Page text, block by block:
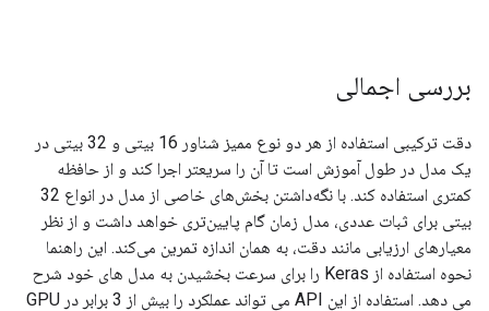
بررسی اجمالی
دقت ترکیبی استفاده از هر دو نوع ممیز شناور 16 بیتی و 32 بیتی در
یک مدل در طول آموزش است تا آن را سریعتر اجرا کند و از حافظه
کمتری استفاده کند. با نگه‌داشتن بخش‌های خاصی از مدل در انواع 32
بیتی برای ثبات عددی، مدل زمان گام پایین‌تری خواهد داشت و از نظر
معیارهای ارزیابی مانند دقت، به همان اندازه تمرین می‌کند. این راهنما
نحوه استفاده از Keras را برای سرعت بخشیدن به مدل های خود شرح
می دهد. استفاده از این API می تواند عملکرد را بیش از 3 برابر در GPU